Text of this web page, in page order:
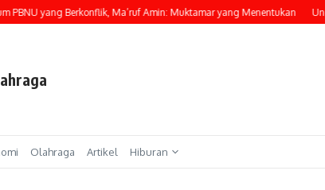
yang Berkonflik, Ma’ruf Amin: Muktamar yang Menentukan Ungkap
Olahraga Artikel Hiburan